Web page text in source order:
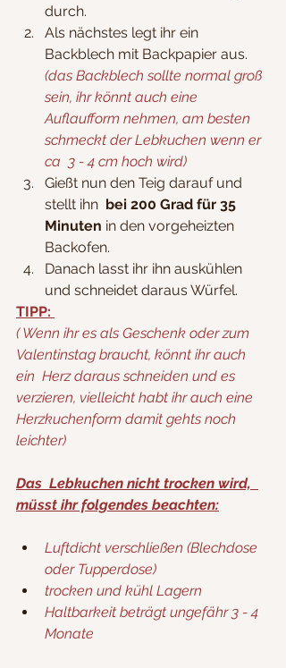
durch.
Als nächstes legt ihr ein
Backblech mit Backpapier aus.
(das Backblech sollte normal groß
sein, ihr könnt auch eine
Auflaufform nehmen, am besten
schmeckt der Lebkuchen wenn er
ca  3 - 4 cm hoch wird)
Gießt nun den Teig darauf und
stellt ihn bei 200 Grad für 35
Minuten in den vorgeheizten
Backofen.
Danach lasst ihr ihn auskühlen
und schneidet daraus Würfel.
TIPP:
( Wenn ihr es als Geschenk oder zum
Valentinstag braucht, könnt ihr auch
ein  Herz daraus schneiden und es
verzieren, vielleicht habt ihr auch eine
Herzkuchenform damit gehts noch
leichter)
Das  Lebkuchen nicht trocken wird,
müsst ihr folgendes beachten:
Luftdicht verschließen (Blechdose
oder Tupperdose)
trocken und kühl Lagern
Haltbarkeit beträgt ungefähr 3 - 4
Monate